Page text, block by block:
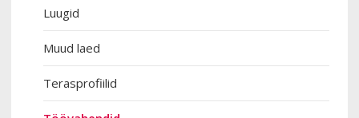
Luugid
Muud laed
Terasprofiilid